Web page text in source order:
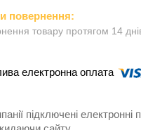
товару протягом 14
підключені